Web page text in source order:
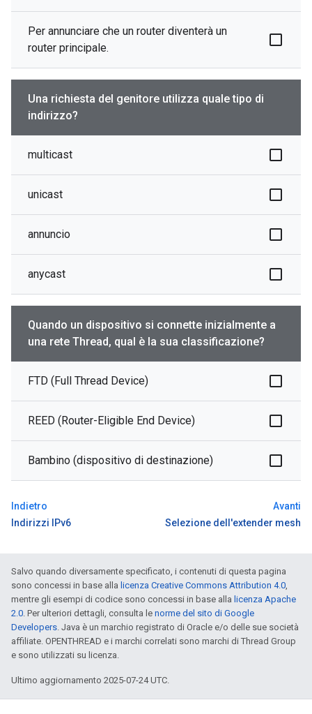
Per annunciare che un router diventerà un
router principale.
Una richiesta del genitore utilizza quale tipo di
indirizzo?
multicast
unicast
annuncio
anycast
Quando un dispositivo si connette inizialmente a
una rete Thread, qual è la sua classificazione?
FTD (Full Thread Device)
REED (Router-Eligible End Device)
Bambino (dispositivo di destinazione)
Indietro
Indirizzi IPv6
Avanti
Selezione dell'extender mesh
Salvo quando diversamente specificato, i contenuti di questa pagina
sono concessi in base alla licenza Creative Commons Attribution 4.0
mentre gli esempi di codice sono concessi in base alla licenza Apache
2.0 . Per ulteriori dettagli, consulta le norme del sito di Google
Developers . Java è un marchio registrato di Oracle e/o delle sue società
affiliate. OPENTHREAD e i marchi correlati sono marchi di Thread Group
e sono utilizzati su licenza.
Ultimo aggiornamento 2025-07-24 UTC.